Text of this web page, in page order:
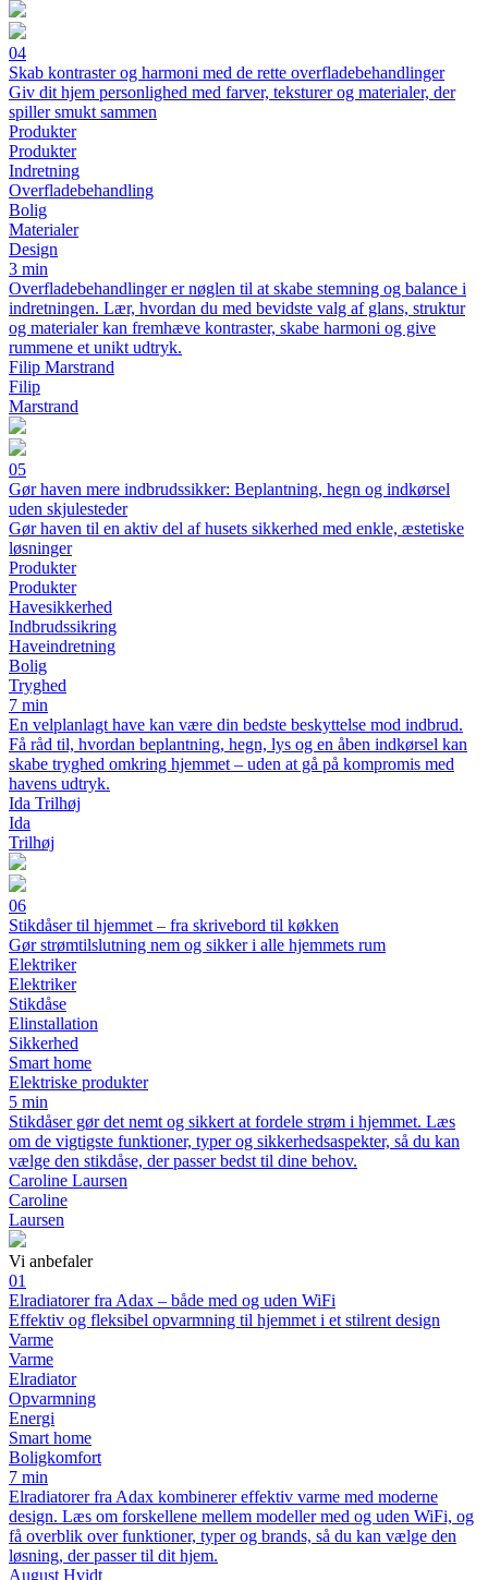
04
Skab kontraster og harmoni med de rette overfladebehandlinger
Giv dit hjem personlighed med farver, teksturer og materialer, der
spiller smukt sammen
Produkter
Produkter
Indretning
Overfladebehandling
Bolig
Materialer
Design
3 min
Overfladebehandlinger er nøglen til at skabe stemning og balance i
indretningen. Lær, hvordan du med bevidste valg af glans, struktur
og materialer kan fremhæve kontraster, skabe harmoni og give
rummene et unikt udtryk.
Filip Marstrand
Filip
Marstrand
05
Gør haven mere indbrudssikker: Beplantning, hegn og indkørsel
uden skjulesteder
Gør haven til en aktiv del af husets sikkerhed med enkle, æstetiske
løsninger
Produkter
Produkter
Havesikkerhed
Indbrudssikring
Haveindretning
Bolig
Tryghed
7 min
En velplanlagt have kan være din bedste beskyttelse mod indbrud.
Få råd til, hvordan beplantning, hegn, lys og en åben indkørsel kan
skabe tryghed omkring hjemmet – uden at gå på kompromis med
havens udtryk.
Ida Trilhøj
Ida
Trilhøj
06
Stikdåser til hjemmet – fra skrivebord til køkken
Gør strømtilslutning nem og sikker i alle hjemmets rum
Elektriker
Elektriker
Stikdåse
Elinstallation
Sikkerhed
Smart home
Elektriske produkter
5 min
Stikdåser gør det nemt og sikkert at fordele strøm i hjemmet. Læs
om de vigtigste funktioner, typer og sikkerhedsaspekter, så du kan
vælge den stikdåse, der passer bedst til dine behov.
Caroline Laursen
Caroline
Laursen
Vi anbefaler
01
Elradiatorer fra Adax – både med og uden WiFi
Effektiv og fleksibel opvarmning til hjemmet i et stilrent design
Varme
Varme
Elradiator
Opvarmning
Energi
Smart home
Boligkomfort
7 min
Elradiatorer fra Adax kombinerer effektiv varme med moderne
design. Læs om forskellene mellem modeller med og uden WiFi, og
få overblik over funktioner, typer og brands, så du kan vælge den
løsning, der passer til dit hjem.
August Hvidt